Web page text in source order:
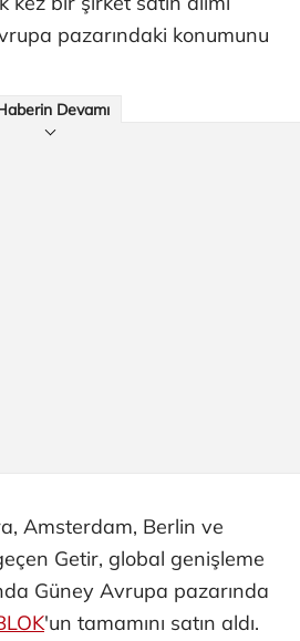
pazarındaki konumunu
Devamı
Amsterdam, Berlin ve
Getir, global genişleme
Güney Avrupa pazarında
'un tamamını satın aldı.